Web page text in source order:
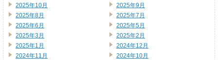
2025年10月
2025年9月
2025年8月
2025年7月
2025年6月
2025年5月
2025年3月
2025年2月
2025年1月
2024年12月
2024年11月
2024年10月